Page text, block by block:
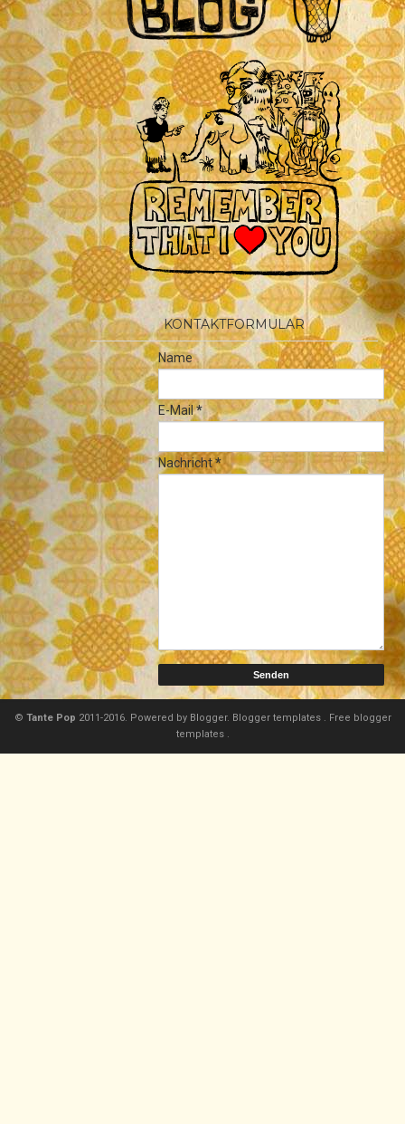
KONTAKTFORMULAR
Name
E-Mail*
Nachricht*
© Tante Pop 2011-2016. Powered by Blogger. Blogger templates . Free blogger
templates .